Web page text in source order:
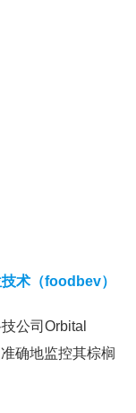
术（foodbev）
公司Orbital
确地监控其棕榈